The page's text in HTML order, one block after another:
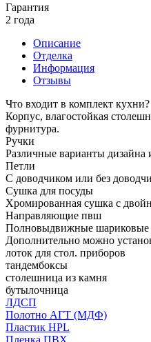
Гарантия
2 года
Описание
Отделка
Информация
Отзывы
Что входит в комплект кухни?
Корпус, влагостойкая
фурнитура.
Ручки
Различные варианты дизайна
Петли
С доводчиком или без
Сушка для посуды
Хромированная сушка с
Направляющие пвш
Полновыдвижные шариковые
Дополнительно можно
лоток для стол. приборов
тандембоксы
столешница из камня
бутылочница
ЛДСП
Полотно АГТ (МДФ)
Пластик HPL
Пленка ПВХ